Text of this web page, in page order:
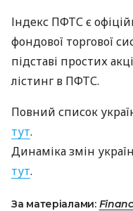
Індекс ПФТС є
фондової торгової
підставі простих
лістинг в ПФТС.
Повний список
тут.
Динаміка змін
тут.
За матеріалами: